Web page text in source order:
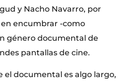
y Nacho Navarro, por
encumbrar -como
género documental de
pantallas de cine.
el documental es algo largo,